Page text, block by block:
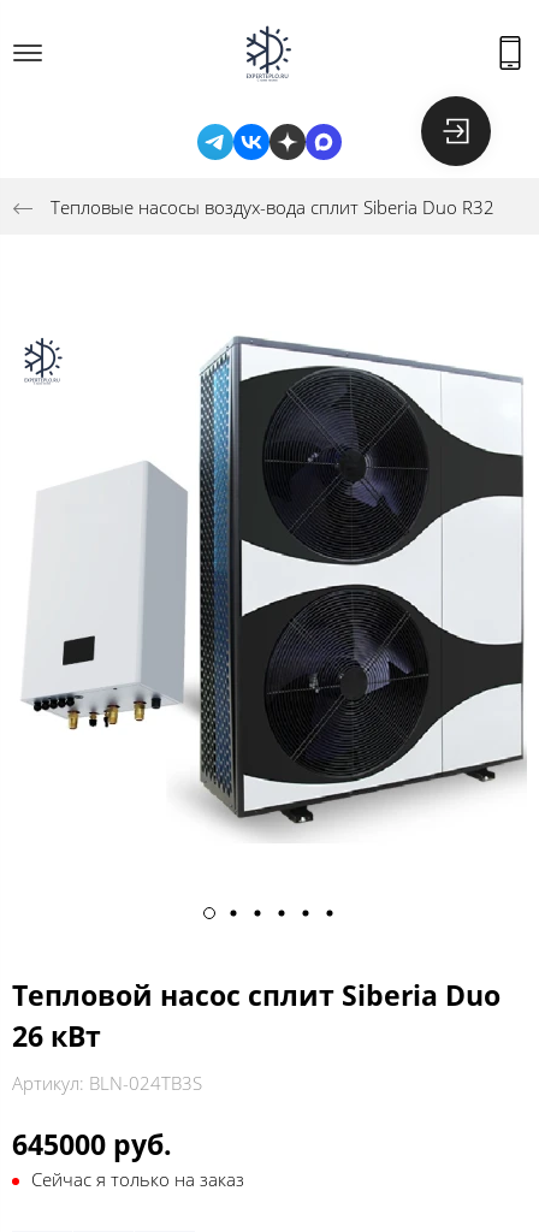
Тепловые насосы воздух-вода сплит Siberia Duo R32
Тепловой насос сплит Siberia Duo
26 кВт
Артикул: BLN-024TB3S
645000 руб.
Сейчас я только на заказ